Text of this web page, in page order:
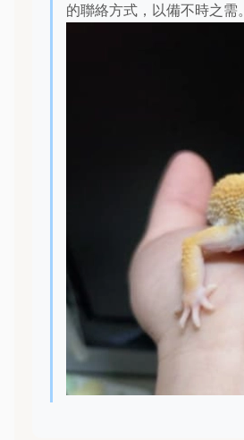
的聯絡方式，以備不時之需。